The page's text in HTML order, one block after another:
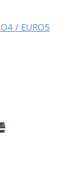
/ EURO5